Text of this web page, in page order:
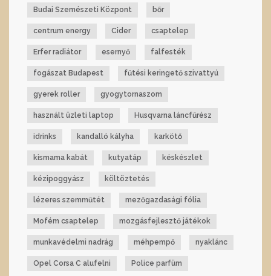
Budai Szemészeti Központ bőr
centrum energy Cider csaptelep
Erfer radiátor esernyő falfesték
fogászat Budapest fűtési keringető szivattyú
gyerek roller gyogytornaszom
használt üzleti laptop Husqvarna láncfűrész
idrinks kandalló kályha karkötő
kismama kabát kutyatáp késkészlet
kézipoggyász költöztetés
lézeres szemműtét mezőgazdasági fólia
Mofém csaptelep mozgásfejlesztő játékok
munkavédelmi nadrág méhpempő nyaklánc
Opel Corsa C alufelni Police parfüm